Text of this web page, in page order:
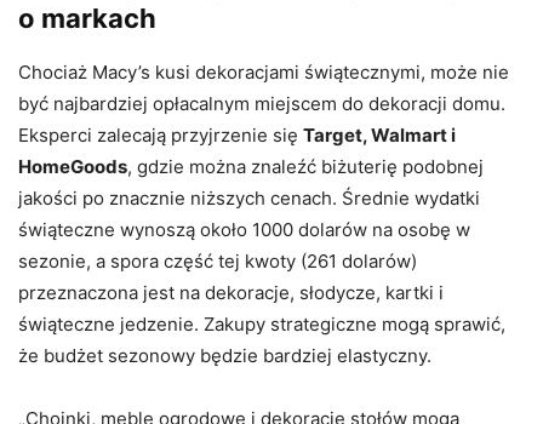
o markach
Chociaż Macy’s kusi dekoracjami świątecznymi, może nie
być najbardziej opłacalnym miejscem do dekoracji domu.
Eksperci zalecają przyjrzenie się Target, Walmart i
HomeGoods, gdzie można znaleźć biżuterię podobnej
jakości po znacznie niższych cenach. Średnie wydatki
świąteczne wynoszą około 1000 dolarów na osobę w
sezonie, a spora część tej kwoty (261 dolarów)
przeznaczona jest na dekoracje, słodycze, kartki i
świąteczne jedzenie. Zakupy strategiczne mogą sprawić,
że budżet sezonowy będzie bardziej elastyczny.
„Choinki, meble ogrodowe i dekoracje stołów mogą